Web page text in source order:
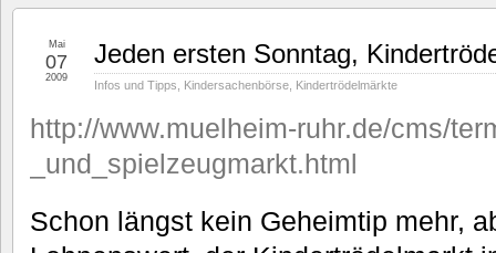
Jeden ersten Sonntag,
Infos und Tipps Kindersachenbörse Kindertrödelmärkte
Mai
07
2009
http://www.muelheim-ruhr.de/cms/
_und_spielzeugmarkt.html
Schon längst kein Geheimtip mehr,